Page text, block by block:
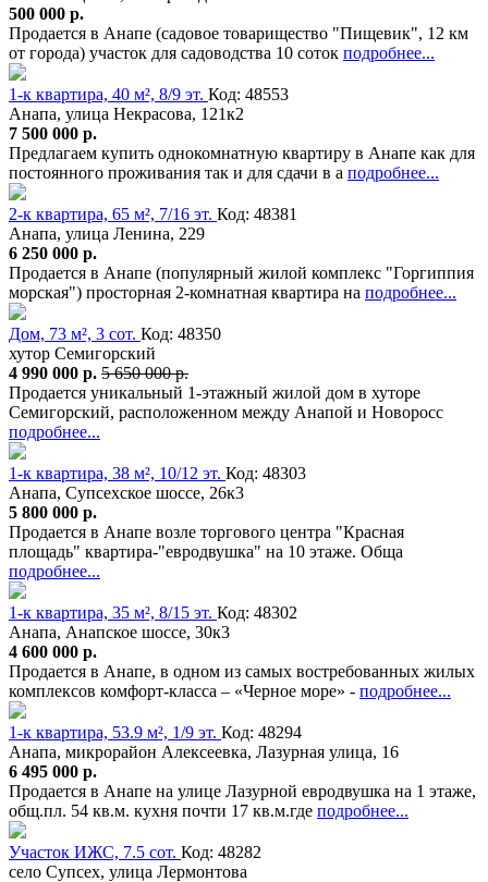
500 000 р.
Продается в Анапе (садовое товарищество "Пищевик", 12 км
от города) участок для садоводства 10 соток подробнее...
1-к квартира, 40 м², 8/9 эт. Код: 48553
Анапа, улица Некрасова, 121к2
7 500 000 р.
Предлагаем купить однокомнатную квартиру в Анапе как для
постоянного проживания так и для сдачи в а подробнее...
2-к квартира, 65 м², 7/16 эт. Код: 48381
Анапа, улица Ленина, 229
6 250 000 р.
Продается в Анапе (популярный жилой комплекс "Горгиппия
морская") просторная 2-комнатная квартира на подробнее...
Дом, 73 м², 3 сот. Код: 48350
хутор Семигорский
4 990 000 р. 5 650 000 р.
Продается уникальный 1-этажный жилой дом в хуторе
Семигорский, расположенном между Анапой и Новоросс
подробнее...
1-к квартира, 38 м², 10/12 эт. Код: 48303
Анапа, Супсехское шоссе, 26к3
5 800 000 р.
Продается в Анапе возле торгового центра "Красная
площадь" квартира-"евродвушка" на 10 этаже. Обща
подробнее...
1-к квартира, 35 м², 8/15 эт. Код: 48302
Анапа, Анапское шоссе, 30к3
4 600 000 р.
Продается в Анапе, в одном из самых востребованных жилых
комплексов комфорт-класса – «Черное море» - подробнее...
1-к квартира, 53.9 м², 1/9 эт. Код: 48294
Анапа, микрорайон Алексеевка, Лазурная улица, 16
6 495 000 р.
Продается в Анапе на улице Лазурной евродвушка на 1 этаже,
общ.пл. 54 кв.м. кухня почти 17 кв.м.где подробнее...
Участок ИЖС, 7.5 сот. Код: 48282
село Супсех, улица Лермонтова